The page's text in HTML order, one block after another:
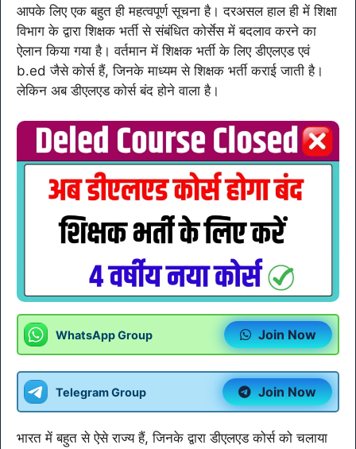
आपके लिए एक बहुत ही महत्वपूर्ण सूचना है। दरअसल हाल ही में शिक्षा
विभाग के द्वारा शिक्षक भर्ती से संबंधित कोर्सेस में बदलाव करने का
ऐलान किया गया है। वर्तमान में शिक्षक भर्ती के लिए डीएलएड एवं
b.ed जैसे कोर्स हैं, जिनके माध्यम से शिक्षक भर्ती कराई जाती है।
लेकिन अब डीएलएड कोर्स बंद होने वाला है।
WhatsApp Group Join Now
Telegram Group Join Now
भारत में बहुत से ऐसे राज्य हैं, जिनके द्वारा डीएलएड कोर्स को चलाया